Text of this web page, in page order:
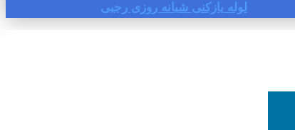
لوله بازکنی شبانه روزی رجبی